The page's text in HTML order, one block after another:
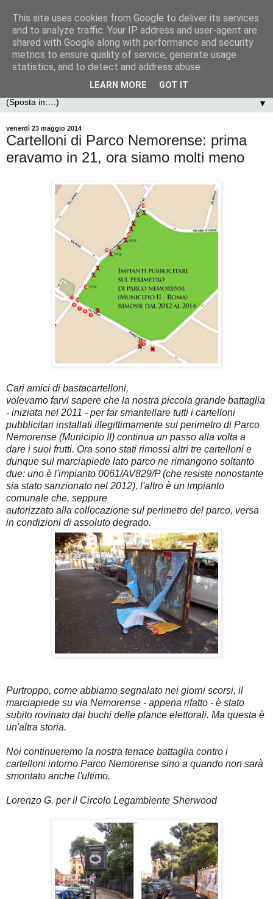
▼
venerdì 23 maggio 2014
Cartelloni di Parco Nemorense: prima
eravamo in 21, ora siamo molti meno
Cari amici di bastacartelloni,
volevamo farvi sapere che la nostra piccola grande battaglia
- iniziata nel 2011 - per far smantellare tutti i cartelloni
pubblicitari installati illegittimamente sul perimetro di Parco
Nemorense (Municipio II) continua un passo alla volta a
dare i suoi frutti. Ora sono stati rimossi altri tre cartelloni e
dunque sul marciapiede lato parco ne rimangono soltanto
due: uno è l'impianto 0061/AV829/P (che resiste nonostante
sia stato sanzionato nel 2012), l'altro è un impianto
comunale che, seppure
autorizzato alla collocazione sul perimetro del parco, versa
in condizioni di assoluto degrado.
Purtroppo, come abbiamo segnalato nei giorni scorsi, il
marciapiede su via Nemorense - appena rifatto - è stato
subito rovinato dai buchi delle plance elettorali. Ma questa è
un'altra storia.
Noi continueremo la nostra tenace battaglia contro i
cartelloni intorno Parco Nemorense sino a quando non sarà
smontato anche l'ultimo.
Lorenzo G. per il Circolo Legambiente Sherwood
This site uses cookies from Google to deliver its services
and to analyze traffic. Your IP address and user-agent are
shared with Google along with performance and security
metrics to ensure quality of service, generate usage
statistics, and to detect and address abuse.
LEARN MORE GOT IT